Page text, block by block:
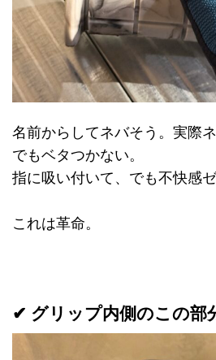
名前からしてネバそう。実際ネ
でもベタつかない。
指に吸い付いて、でも不快感ゼ
これは革命。
✔ グリップ内側のこの